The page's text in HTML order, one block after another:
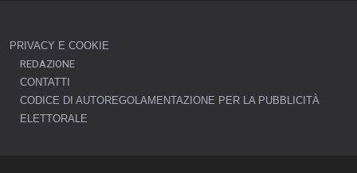
PRIVACY E COOKIE
REDAZIONE
CONTATTI
CODICE DI AUTOREGOLAMENTAZIONE PER LA PUBBLICITÀ
ELETTORALE